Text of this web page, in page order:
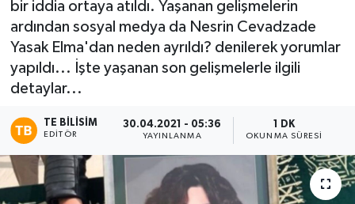
bir iddia ortaya atıldı. Yaşanan gelişmelerin
ardından sosyal medya da Nesrin Cevadzade
Yasak Elma'dan neden ayrıldı? denilerek yorumlar
yapıldı... İşte yaşanan son gelişmelerle ilgili
detaylar...
TE BILISIM
EDITÖR
30.04.2021 - 05:36
YAYINLANMA
1 DK
OKUNMA SÜRESI
Haber Arşivi